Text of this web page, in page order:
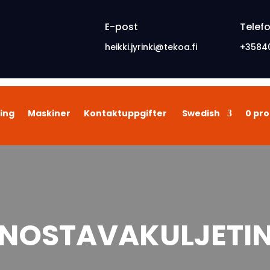
E-post
heikki.jyrinki@tekoa.fi
Maskiner Kontaktuppgifter Swedish 0